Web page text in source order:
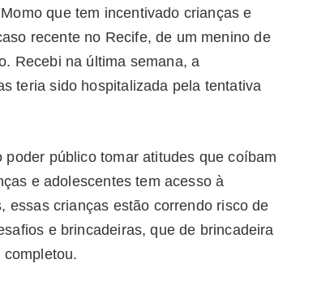
que tem incentivado crianças e
recente no Recife, de um menino de
Recebi na última semana, a
teria sido hospitalizada pela tentativa
público tomar atitudes que coíbam
e adolescentes tem acesso à
essas crianças estão correndo risco de
e brincadeiras, que de brincadeira
completou.